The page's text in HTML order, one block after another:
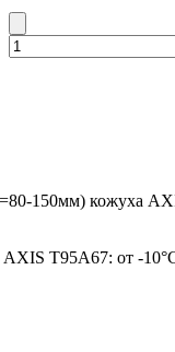
150мм) кожуха
T95A67: от -